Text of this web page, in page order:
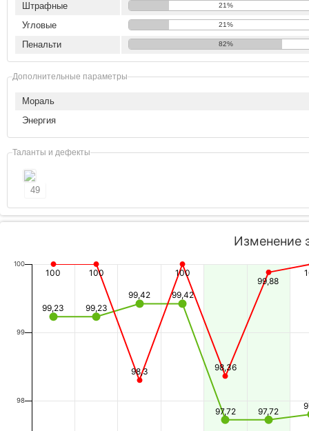
Штрафные 21%
Угловые 21%
Пенальти 82%
Дополнительные параметры
Мораль
Энергия
Таланты и дефекты
49
Изменение
99,23 99,23
99,42 99,42
97,72 97,72
100 100
98,3
100
98,36
99,88
98
99
100